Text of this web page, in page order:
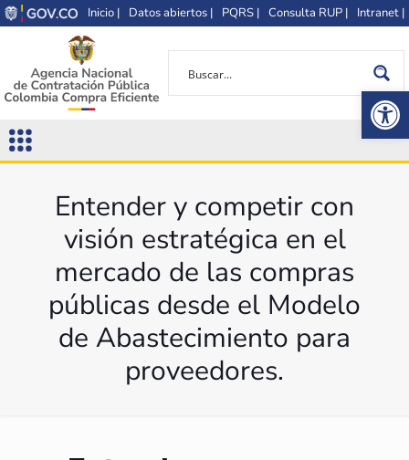
Inicio | Datos abiertos | PQRS | Consulta RUP | Intranet |
Entender y competir con
visión estratégica en el
mercado de las compras
públicas desde el Modelo
de Abastecimiento para
proveedores.